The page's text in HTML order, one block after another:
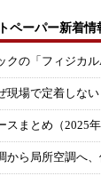
ペーパー新着情
クの「フィジカル
現場で定着しな
まとめ（2025年
から局所空調へ